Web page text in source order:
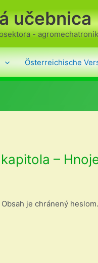
učebnica
- agromechatronik
Österreichische
–
Obsah je chránený